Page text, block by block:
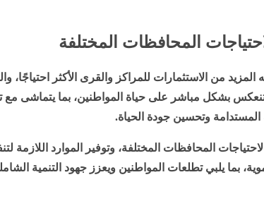
المحافظات المختلفة
من الاستثمارات للمراكز والقرى الأكثر احتياجًا،
تنعكس بشكل مباشر على حياة المواطنين، بما يتماشى مع
المستدامة وتحسين جودة الحياة.
المحافظات المختلفة، وتوفير الموارد اللازمة
بما يلبي تطلعات المواطنين ويعزز جهود التنمية